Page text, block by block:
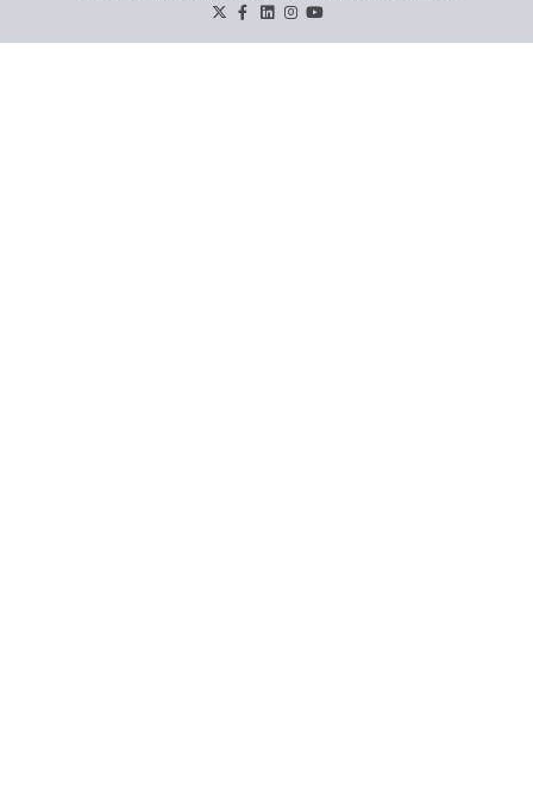
TwitterFacebook
LinkedIn
Instagram
youtube